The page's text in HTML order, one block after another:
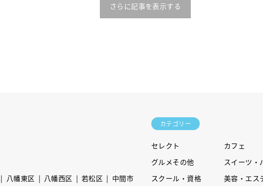
さらに記事を表示する
八幡東区 八幡西区 若松区
中間市
カテゴリー
セレクト カフェ
グルメその他
スイーツ・
スクール・資格
美容・エス